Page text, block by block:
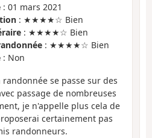
: 01 mars 2021
: ★★★★☆ Bien
: ★★★★☆ Bien
: ★★★★☆ Bien
: Non
se passe sur des
passage de nombreuses
je n'appelle plus cela de
certainement pas
randonneurs.